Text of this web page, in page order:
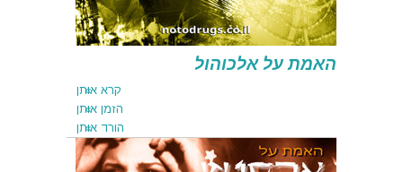
האמת על אלכוהול
קרא אותן
קרא אותן
הזמן אותן
הורד אותן